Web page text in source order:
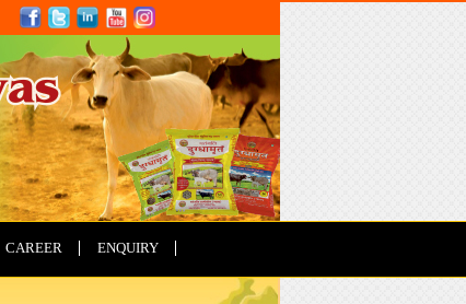
CAREER ENQUIRY